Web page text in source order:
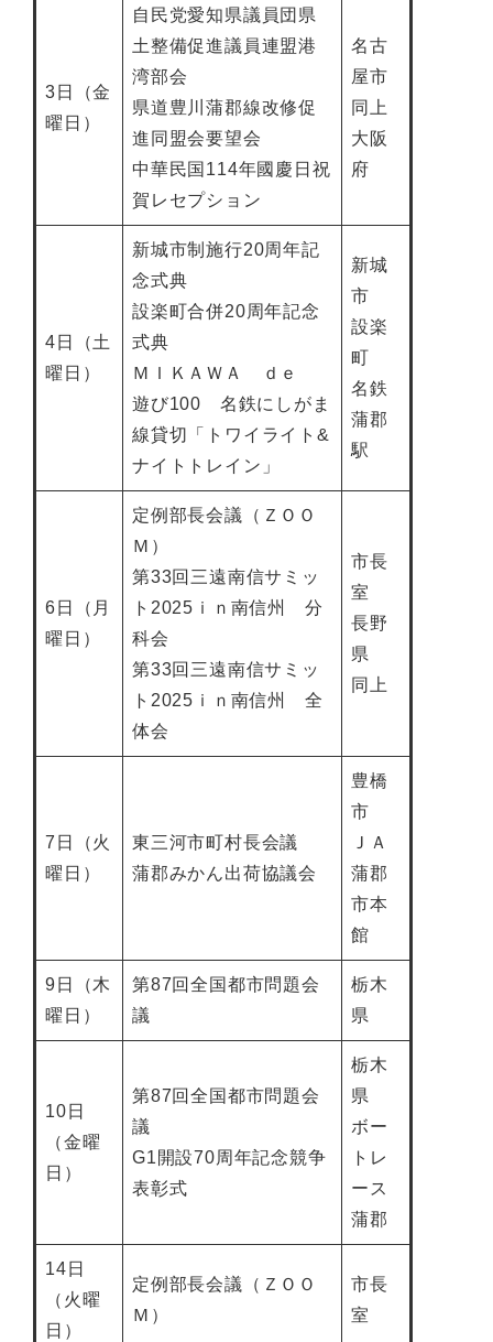
3日（金
曜日）
自民党愛知県議員団県
土整備促進議員連盟港
湾部会
県道豊川蒲郡線改修促
進同盟会要望会
中華民国114年國慶日祝
賀レセプション
名古
屋市
同上
大阪
府
4日（土
曜日）
新城市制施行20周年記
念式典
設楽町合併20周年記念
式典
ＭＩＫＡＷＡ ｄｅ
遊び100 名鉄にしがま
線貸切「トワイライト&
ナイトトレイン」
新城
市
設楽
町
名鉄
蒲郡
駅
6日（月
曜日）
定例部長会議（ＺＯＯ
Ｍ）
第33回三遠南信サミッ
ト2025ｉｎ南信州 分
科会
第33回三遠南信サミッ
ト2025ｉｎ南信州 全
体会
市長
室
長野
県
同上
7日（火
曜日）
東三河市町村長会議
蒲郡みかん出荷協議会
豊橋
市
ＪＡ
蒲郡
市本
館
9日（木
曜日）
第87回全国都市問題会
議
栃木
県
10日
（金曜
日）
第87回全国都市問題会
議
G1開設70周年記念競争
表彰式
栃木
県
ボー
トレ
ース
蒲郡
14日
（火曜
日）
定例部長会議（ＺＯＯ
Ｍ）
市長
室